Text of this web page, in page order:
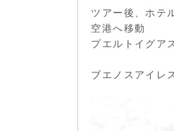
ツアー後、ホテ
空港へ移動
プエルトイグア
ブエノスアイレ